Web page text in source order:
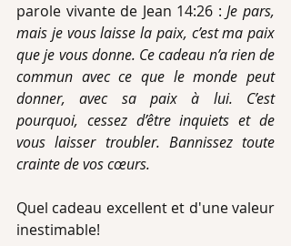
parole vivante de Jean 14:26 : Je pars,
mais je vous laisse la paix, c’est ma paix
que je vous donne. Ce cadeau n’a rien de
commun avec ce que le monde peut
donner, avec sa paix à lui. C’est
pourquoi, cessez d’être inquiets et de
vous laisser troubler. Bannissez toute
crainte de vos cœurs.
Quel cadeau excellent et d'une valeur
inestimable!